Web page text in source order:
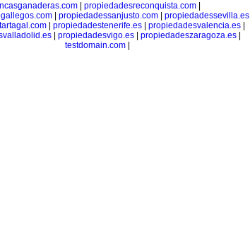
| propiedadesreconquista.com|
| propiedadessanjusto.com| propiedadessevilla.es|
| propiedadestenerife.es| propiedadesvalencia.es|
propiedadesvigo.es propiedadeszaragoza.es
testdomain.com